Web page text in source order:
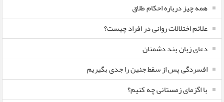
همه چیز درباره احکام طلاق
علائم اختلالات روانی در افراد چیست؟
دعای زبان بند دشمنان
افسردگی پس از سقط جنین را جدی بگیریم
با اگزمای زمستانی چه کنیم؟